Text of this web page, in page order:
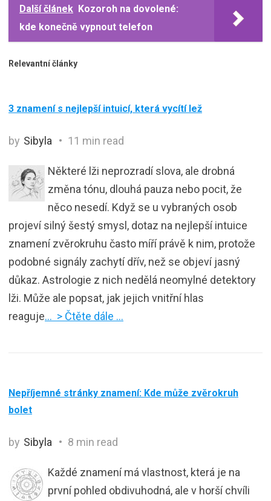
Další článek Kozoroh na dovolené:
kde konečně vypnout telefon
Relevantní články
3 znamení s nejlepší intuicí, která vycítí lež
by Sibyla 11 min read
Některé lži neprozradí slova, ale drobná
změna tónu, dlouhá pauza nebo pocit, že
něco nesedí. Když se u vybraných osob
projeví silný šestý smysl, dotaz na nejlepší intuice
znamení zvěrokruhu často míří právě k nim, protože
podobné signály zachytí dřív, než se objeví jasný
důkaz. Astrologie z nich nedělá neomylné detektory
lži. Může ale popsat, jak jejich vnitřní hlas
reaguje… > Čtěte dále …
Nepříjemné stránky znamení: Kde může zvěrokruh
bolet
by Sibyla 8 min read
Každé znamení má vlastnost, která je na
první pohled obdivuhodná, ale v horší chvíli